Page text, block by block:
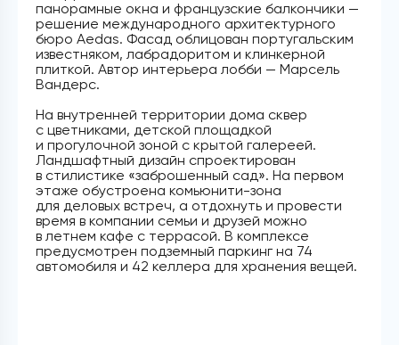
панорамные окна и французские балкончики —
решение международного архитектурного
бюро Aedas. Фасад облицован португальским
известняком, лабрадоритом и клинкерной
плиткой. Автор интерьера лобби — Марсель
Вандерс.
На внутренней территории дома сквер
с цветниками, детской площадкой
и прогулочной зоной с крытой галереей.
Ландшафтный дизайн спроектирован
в стилистике «заброшенный сад». На первом
этаже обустроена комьюнити-зона
для деловых встреч, а отдохнуть и провести
время в компании семьи и друзей можно
в летнем кафе с террасой. В комплексе
предусмотрен подземный паркинг на 74
автомобиля и 42 келлера для хранения вещей.